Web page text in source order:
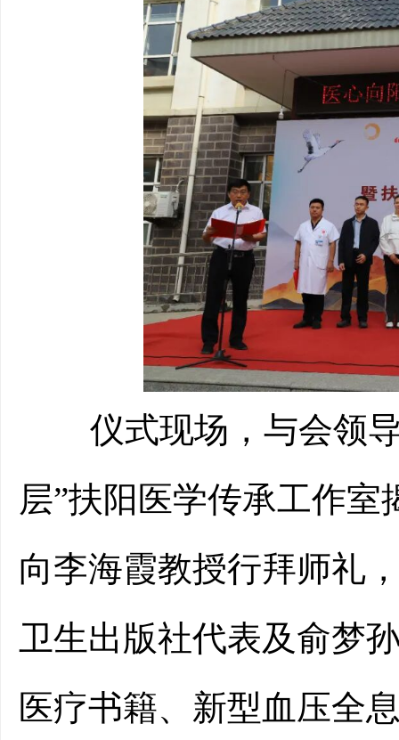
仪式现场 ， 与会领
层”扶阳医学传承工作室
向李海霞教授行拜师礼
卫生出版社代表及俞梦
医疗书籍、 新型血压全